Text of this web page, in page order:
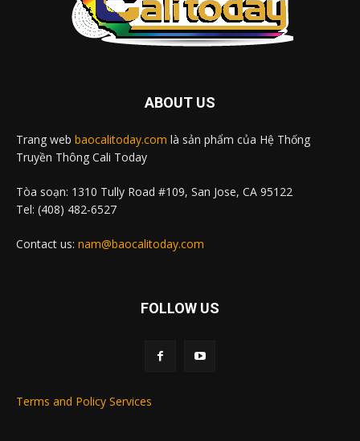
ABOUT US
Trang web baocalitoday.com là sản phẩm của Hệ Thống
Truyền Thông Cali Today
Tòa soạn: 1310 Tully Road #109, San Jose, CA 95122
Tel: (408) 482-6527
Contact us: nam@baocalitoday.com
FOLLOW US
Terms and Policy Services